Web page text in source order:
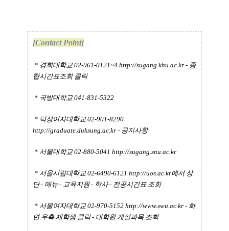
[Contact Point]
* 경희대학교 02-961-0121~4 http://sugang.khu.ac.kr - 종
합시간표조회 클릭
* 국방대학교 041-831-5322
* 덕성여자대학교 02-901-8290
http://graduate.duksung.ac.kr - 공지사항
* 서울대학교 02-880-5041 http://sugang.snu.ac.kr
* 서울시립대학교 02-6490-6121 http://uos.ac.kr에서상
단 - 메뉴 - 교육지원 - 학사 - 전공시간표 조회
* 서울여자대학교 02-970-5152 http://www.swu.ac.kr - 화
면 우측 재학생 클릭 - 대학원 개설과목 조회